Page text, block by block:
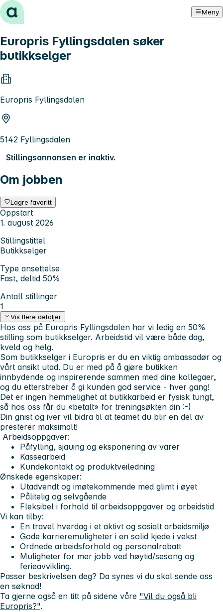
Hopp til innhold Meny
Europris Fyllingsdalen søker
butikkselger
Europris Fyllingsdalen
5142 Fyllingsdalen
Stillingsannonsen er inaktiv.
Om jobben
Lagre favoritt
Oppstart
1. august 2026
Stillingstittel
Butikkselger
Type ansettelse
Fast, deltid 50%
Antall stillinger
1
Vis flere detaljer
Hos oss på Europris Fyllingsdalen har vi ledig en 50%
stilling som butikkselger. Arbeidstid vil være både dag,
kveld og helg.
Som butikkselger i Europris er du en viktig ambassadør og
vårt ansikt utad. Du er med på å gjøre butikken
innbydende og inspirerende sammen med dine kollegaer,
og du etterstreber å gi kunden god service - hver gang!
Det er ingen hemmelighet at butikkarbeid er fysisk tungt,
så hos oss får du «betalt» for treningsøkten din :-)
Din gnist og iver vil bidra til at teamet du blir en del av
presterer maksimalt!
Arbeidsoppgaver:
Påfylling, sjauing og eksponering av varer
Kassearbeid
Kundekontakt og produktveiledning
Ønskede egenskaper:
Utadvendt og imøtekommende med glimt i øyet
Pålitelig og selvgående
Fleksibel i forhold til arbeidsoppgaver og arbeidstid
Vi kan tilby:
En travel hverdag i et aktivt og sosialt arbeidsmiljø
Gode karrieremuligheter i en solid kjede i vekst
Ordnede arbeidsforhold og personalrabatt
Muligheter for mer jobb ved høytid/sesong og
ferieavvikling.
Passer beskrivelsen deg? Da synes vi du skal sende oss
en søknad!
Ta gjerne også en titt på sidene våre "Vil du også bli
Europris?".